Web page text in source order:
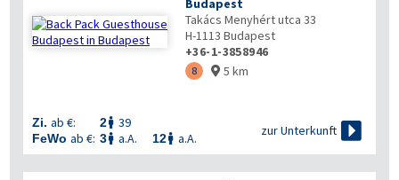
Budapest
Takács Menyhért utca 33
H-1113 Budapest
+36-1-3858946
8  5 km
Zi. ab €: 2 39
FeWo ab €: 3 a.A. 12 a.A.
zur Unterkunft 